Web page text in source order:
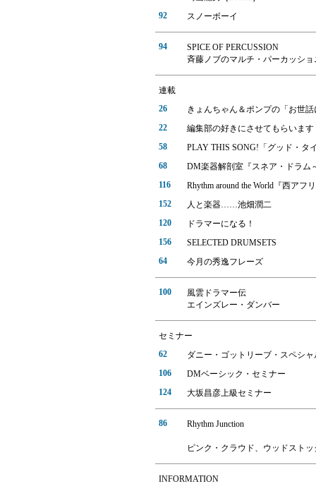
92
スノーボーイ
94
SPICE OF PERCUSSION
斉藤ノブのマルチ・パーカッシ
連載
26
きょんちゃん＆ポンプの「お世
22
編集部の好きにさせてもらいま
58
PLAY THIS SONG!「グッド・タ
68
DM楽器解剖室『スネア・ドラム
116
Rhythm around the World『西アフ
152
人と楽器……池畑潤二
120
ドラマーになる！
156
SELECTED DRUMSETS
64
今月の秀逸フレーズ
100
風雲ドラマー伝
エインズレー・ダンバー
セミナー
62
ダニー・ゴットリーブ・スペシ
106
DMベーシック・セミナー
124
大坂昌彦上級セミナー
86 Rhythm Junction
ピンク・クラウド、ウッドスト
INFORMATION